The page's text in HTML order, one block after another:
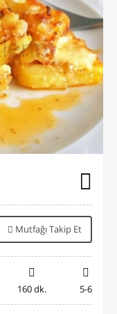
Mutfağı Takip Et
160 dk. 5-6